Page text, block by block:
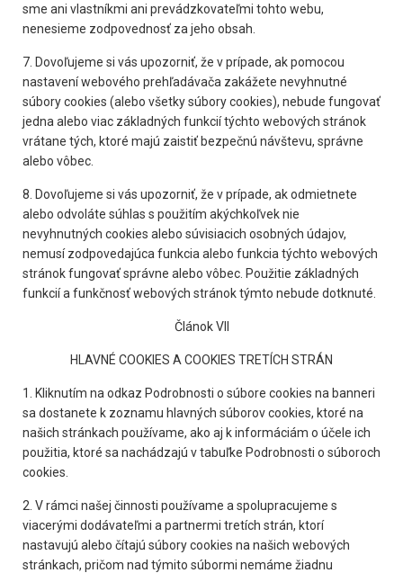
sme ani vlastníkmi ani prevádzkovateľmi tohto webu,
nenesieme zodpovednosť za jeho obsah.
7. Dovoľujeme si vás upozorniť, že v prípade, ak pomocou
nastavení webového prehľadávača zakážete nevyhnutné
súbory cookies (alebo všetky súbory cookies), nebude fungovať
jedna alebo viac základných funkcií týchto webových stránok
vrátane tých, ktoré majú zaistiť bezpečnú návštevu, správne
alebo vôbec.
8. Dovoľujeme si vás upozorniť, že v prípade, ak odmietnete
alebo odvoláte súhlas s použitím akýchkoľvek nie
nevyhnutných cookies alebo súvisiacich osobných údajov,
nemusí zodpovedajúca funkcia alebo funkcia týchto webových
stránok fungovať správne alebo vôbec. Použitie základných
funkcií a funkčnosť webových stránok týmto nebude dotknuté.
Článok VII
HLAVNÉ COOKIES A COOKIES TRETÍCH STRÁN
1. Kliknutím na odkaz Podrobnosti o súbore cookies na banneri
sa dostanete k zoznamu hlavných súborov cookies, ktoré na
našich stránkach používame, ako aj k informáciám o účele ich
použitia, ktoré sa nachádzajú v tabuľke Podrobnosti o súboroch
cookies.
2. V rámci našej činnosti používame a spolupracujeme s
viacerými dodávateľmi a partnermi tretích strán, ktorí
nastavujú alebo čítajú súbory cookies na našich webových
stránkach, pričom nad týmito súbormi nemáme žiadnu